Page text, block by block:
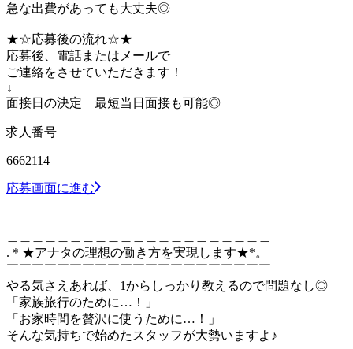
急な出費があっても大丈夫◎
★☆応募後の流れ☆★
応募後、電話またはメールで
ご連絡をさせていただきます！
↓
面接日の決定 最短当日面接も可能◎
求人番号
6662114
応募画面に進む
.＊★アナタの理想の働き方を実現します★*。
￣￣￣￣￣￣￣￣￣￣￣￣￣￣￣￣￣￣￣￣￣
やる気さえあれば、1からしっかり教えるので問題なし◎
「家族旅行のために…！」
「お家時間を贅沢に使うために…！」
そんな気持ちで始めたスタッフが大勢いますよ♪